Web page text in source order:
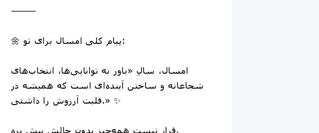
⸻
🌼 پیام کلی امسال برای تو:
امسال، سالِ «باور به توانایی‌ها، انتخاب‌های
شجاعانه و ساختن آینده‌ای است که همیشه در
قلبت آرزوش را داشتی.» ✨
قرار نیست همه‌چیز بدون چالش پیش بره،